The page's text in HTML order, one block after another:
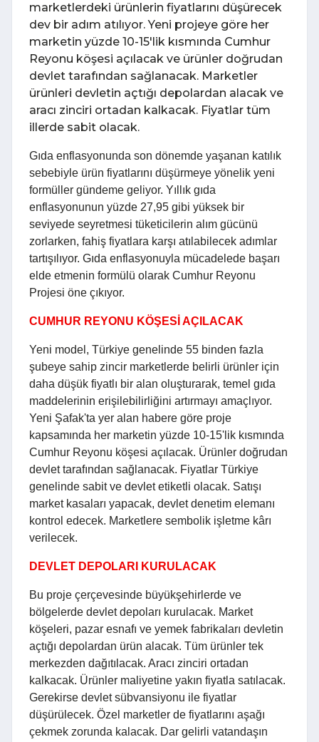
marketlerdeki ürünlerin fiyatlarını düşürecek
dev bir adım atılıyor. Yeni projeye göre her
marketin yüzde 10-15'lik kısmında Cumhur
Reyonu köşesi açılacak ve ürünler doğrudan
devlet tarafından sağlanacak. Marketler
ürünleri devletin açtığı depolardan alacak ve
aracı zinciri ortadan kalkacak. Fiyatlar tüm
illerde sabit olacak.
Gıda enflasyonunda son dönemde yaşanan katılık
sebebiyle ürün fiyatlarını düşürmeye yönelik yeni
formüller gündeme geliyor. Yıllık gıda
enflasyonunun yüzde 27,95 gibi yüksek bir
seviyede seyretmesi tüketicilerin alım gücünü
zorlarken, fahiş fiyatlara karşı atılabilecek adımlar
tartışılıyor. Gıda enflasyonuyla mücadelede başarı
elde etmenin formülü olarak Cumhur Reyonu
Projesi öne çıkıyor.
CUMHUR REYONU KÖŞESİ AÇILACAK
Yeni model, Türkiye genelinde 55 binden fazla
şubeye sahip zincir marketlerde belirli ürünler için
daha düşük fiyatlı bir alan oluşturarak, temel gıda
maddelerinin erişilebilirliğini artırmayı amaçlıyor.
Yeni Şafak'ta yer alan habere göre proje
kapsamında her marketin yüzde 10-15'lik kısmında
Cumhur Reyonu köşesi açılacak. Ürünler doğrudan
devlet tarafından sağlanacak. Fiyatlar Türkiye
genelinde sabit ve devlet etiketli olacak. Satışı
market kasaları yapacak, devlet denetim elemanı
kontrol edecek. Marketlere sembolik işletme kârı
verilecek.
DEVLET DEPOLARI KURULACAK
Bu proje çerçevesinde büyükşehirlerde ve
bölgelerde devlet depoları kurulacak. Market
köşeleri, pazar esnafı ve yemek fabrikaları devletin
açtığı depolardan ürün alacak. Tüm ürünler tek
merkezden dağıtılacak. Aracı zinciri ortadan
kalkacak. Ürünler maliyetine yakın fiyatla satılacak.
Gerekirse devlet sübvansiyonu ile fiyatlar
düşürülecek. Özel marketler de fiyatlarını aşağı
çekmek zorunda kalacak. Dar gelirli vatandaşın